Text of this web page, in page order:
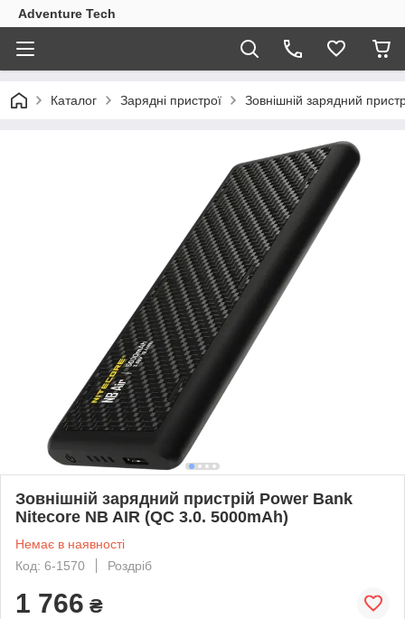
Adventure Tech
Каталог Зарядні пристрої Зовнішній зарядний
Зовнішній зарядний пристрій Power Bank
Nitecore NB AIR (QC 3.0. 5000mAh)
Немає в наявності
Код: 6-1570
Роздріб
1 766 ₴